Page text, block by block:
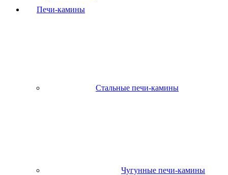
Печи-камины
Стальные печи-камины
Чугунные печи-камины